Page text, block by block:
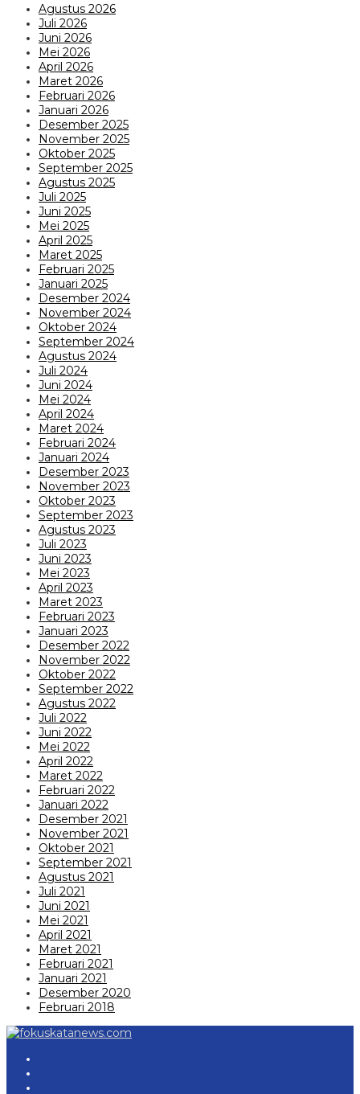
Agustus 2026
Juli 2026
Juni 2026
Mei 2026
April 2026
Maret 2026
Februari 2026
Januari 2026
Desember 2025
November 2025
Oktober 2025
September 2025
Agustus 2025
Juli 2025
Juni 2025
Mei 2025
April 2025
Maret 2025
Februari 2025
Januari 2025
Desember 2024
November 2024
Oktober 2024
September 2024
Agustus 2024
Juli 2024
Juni 2024
Mei 2024
April 2024
Maret 2024
Februari 2024
Januari 2024
Desember 2023
November 2023
Oktober 2023
September 2023
Agustus 2023
Juli 2023
Juni 2023
Mei 2023
April 2023
Maret 2023
Februari 2023
Januari 2023
Desember 2022
November 2022
Oktober 2022
September 2022
Agustus 2022
Juli 2022
Juni 2022
Mei 2022
April 2022
Maret 2022
Februari 2022
Januari 2022
Desember 2021
November 2021
Oktober 2021
September 2021
Agustus 2021
Juli 2021
Juni 2021
Mei 2021
April 2021
Maret 2021
Februari 2021
Januari 2021
Desember 2020
Februari 2018